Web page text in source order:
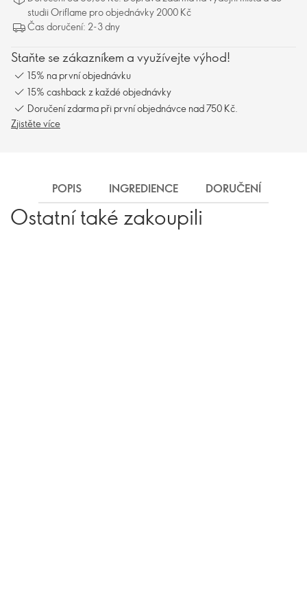
studii Oriflame pro objednávky 2000 Kč
Čas doručení: 2-3 dny
Staňte se zákazníkem a využívejte výhod!
15% na první objednávku
15% cashback z každé objednávky
Doručení zdarma při první objednávce nad 750 Kč.
Zjistěte více
POPIS INGREDIENCE DORUČENÍ
Ostatní také zakoupili